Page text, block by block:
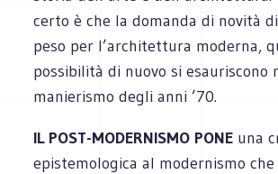
certo è che la domanda di novità
peso per l’architettura moderna,
possibilità di nuovo si esauriscono
manierismo degli anni ’70.
IL POST-MODERNISMO PONE una
epistemologica al modernismo che